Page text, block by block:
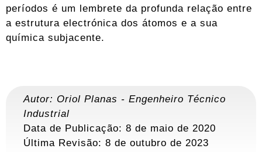
períodos é um lembrete da profunda relação entre
a estrutura electrónica dos átomos e a sua
química subjacente.
Autor: Oriol Planas - Engenheiro Técnico
Industrial
Data de Publicação: 8 de maio de 2020
Última Revisão: 8 de outubro de 2023